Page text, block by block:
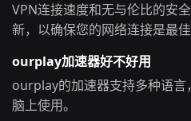
VPN连接速度和无与伦比的安
新，以确保您的网络连接是最佳
ourplay加速器好不好用
ourplay的加速器支持多种语
脑上使用。